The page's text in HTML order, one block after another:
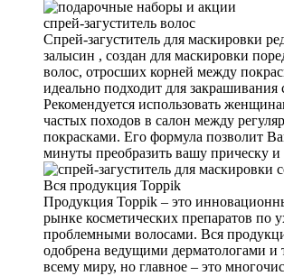
спрей-загуститель волос
Спрей-загуститель для маскировки
залысин , создан для маскировки
волос, отросших корней между
идеально подходит для закрашивания
Рекомендуется использовать
частых походов в салон между
покрасками. Его формула позволит
минуты преобразить вашу прическу и
Вся продукция Toppik
Продукция Toppik – это
рынке косметических препаратов по
проблемными волосами. Вся
одобрена ведущими дерматологами и
всему миру, но главное – это